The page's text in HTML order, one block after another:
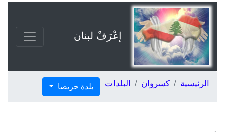
إعْرَفْ لبنان
الرئيسية كسروان البلدات بلدة حريصا